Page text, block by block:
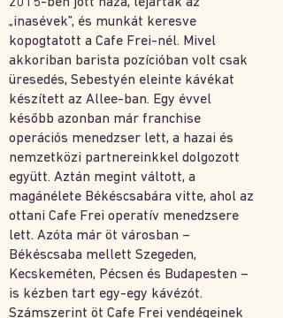
„inasévek”, és munkát keresve
kopogtatott a Cafe Frei-nél. Mivel
akkoriban barista pozícióban volt csak
üresedés, Sebestyén eleinte kávékat
készített az Allee-ban. Egy évvel
később azonban már franchise
operációs menedzser lett, a hazai és
nemzetközi partnereinkkel dolgozott
együtt. Aztán megint váltott, a
magánélete Békéscsabára vitte, ahol az
ottani Cafe Frei operatív menedzsere
lett. Azóta már öt városban –
Békéscsaba mellett Szegeden,
Kecskeméten, Pécsen és Budapesten –
is kézben tart egy-egy kávézót.
Számszerint öt Cafe Frei vendégeinek